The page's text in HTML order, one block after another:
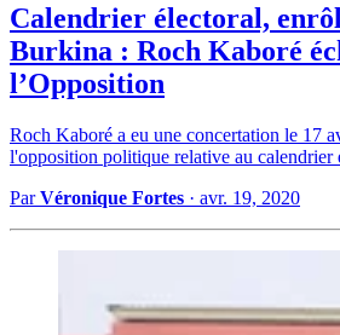
Calendrier électoral,
Burkina : Roch Kaboré
l’Opposition
Roch Kaboré a eu une concertation le 17
l'opposition politique relative au
ParVéronique Fortes · avr. 19, 2020